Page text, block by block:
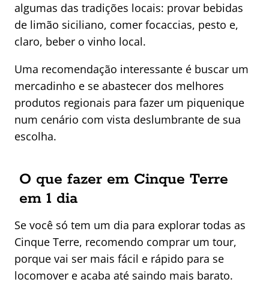
algumas das tradições locais: provar bebidas
de limão siciliano, comer focaccias, pesto e,
claro, beber o vinho local.
Uma recomendação interessante é buscar um
mercadinho e se abastecer dos melhores
produtos regionais para fazer um piquenique
num cenário com vista deslumbrante de sua
escolha.
O que fazer em Cinque Terre
em 1 dia
Se você só tem um dia para explorar todas as
Cinque Terre, recomendo comprar um tour,
porque vai ser mais fácil e rápido para se
locomover e acaba até saindo mais barato.